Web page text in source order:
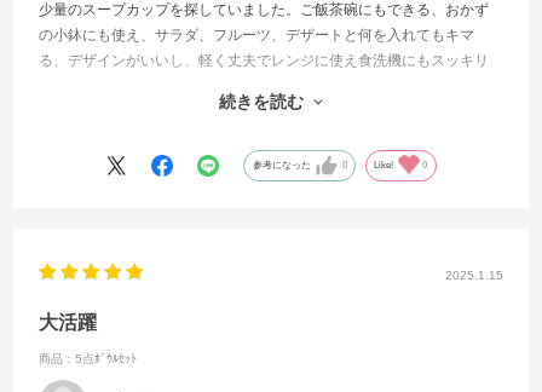
少量のスープカップを探していました。ご飯茶碗にもできる、おかず
の小鉢にも使え、サラダ、フルーツ、デザートと何を入れてもキマ
る、デザインがいいし、軽く丈夫でレンジに使え食洗機にもスッキリ
苦痛になりつつあるのでとても良い商品でした。素晴らしかったので
続きを読む
参考になった 0 Like! 0
2025.1.15
大活躍
商品：5点ﾎﾞｳﾙｾｯﾄ